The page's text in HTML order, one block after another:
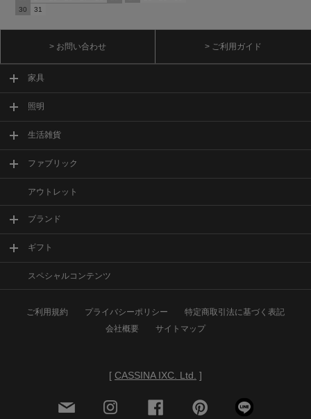
30
31
> お問い合わせ > ご利用ガイド
家具
照明
生活雑貨
ファブリック
アウトレット
ブランド
ギフト
スペシャルコンテンツ
ご利用規約 プライバシーポリシー
特定商取引法に基づく表記
会社概要
サイトマップ
[ CASSINA IXC. Ltd. ]